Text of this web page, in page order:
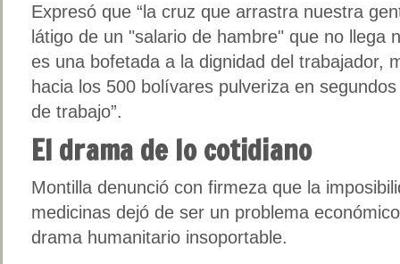
Expresó que “la cruz que arrastra nuestra
látigo de un "salario de hambre" que no llega
es una bofetada a la dignidad del trabajador,
hacia los 500 bolívares pulveriza en
de trabajo”.
El drama de lo cotidiano
Montilla denunció con firmeza que la
medicinas dejó de ser un problema
drama humanitario insoportable.